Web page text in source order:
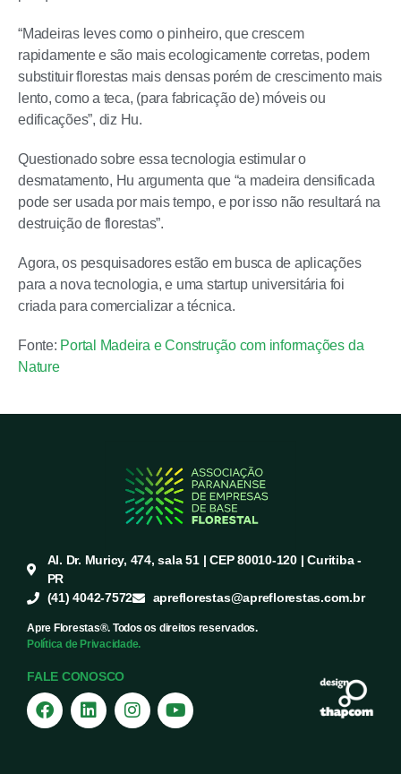
“Madeiras leves como o pinheiro, que crescem
rapidamente e são mais ecologicamente corretas, podem
substituir florestas mais densas porém de crescimento mais
lento, como a teca, (para fabricação de) móveis ou
edificações”, diz Hu.
Questionado sobre essa tecnologia estimular o
desmatamento, Hu argumenta que “a madeira densificada
pode ser usada por mais tempo, e por isso não resultará na
destruição de florestas”.
Agora, os pesquisadores estão em busca de aplicações
para a nova tecnologia, e uma startup universitária foi
criada para comercializar a técnica.
Fonte: Portal Madeira e Construção com informações da
Nature
Al. Dr. Muricy, 474, sala 51 | CEP 80010-120 | Curitiba -
PR
(41) 4042-7572
apreflorestas@apreflorestas.com.br
Apre Florestas®. Todos os direitos reservados.
Política de Privacidade.
FALE CONOSCO